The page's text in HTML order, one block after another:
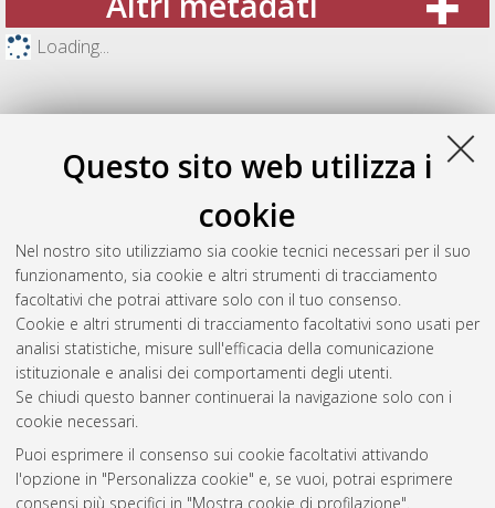
Questo sito web utilizza i
cookie
Nel nostro sito utilizziamo sia cookie tecnici necessari per il suo
funzionamento, sia cookie e altri strumenti di tracciamento
facoltativi che potrai attivare solo con il tuo consenso.
Cookie e altri strumenti di tracciamento facoltativi sono usati per
analisi statistiche, misure sull'efficacia della comunicazione
istituzionale e analisi dei comportamenti degli utenti.
Se chiudi questo banner continuerai la navigazione solo con i
cookie necessari.
Puoi esprimere il consenso sui cookie facoltativi attivando
l'opzione in "Personalizza cookie" e, se vuoi, potrai esprimere
consensi più specifici in "Mostra cookie di profilazione".
Loading...
Gestione del documento:
Atom
Rss 1.0